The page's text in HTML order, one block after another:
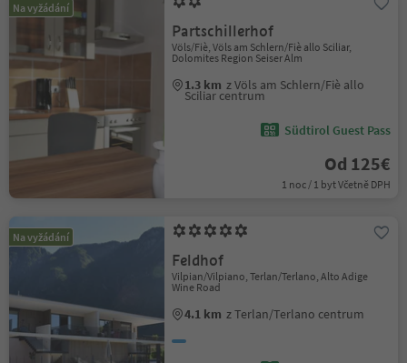
Na vyžádání
Partschillerhof
Völs/Fiè, Völs am Schlern/Fiè allo Sciliar,
Dolomites Region Seiser Alm
1.3 km z Völs am Schlern/Fiè allo
Sciliar centrum
Südtirol Guest Pass
Od 125€
1 noc / 1 byt Včetně DPH
Na vyžádání
Feldhof
Vilpian/Vilpiano, Terlan/Terlano, Alto Adige
Wine Road
4.1 km z Terlan/Terlano centrum